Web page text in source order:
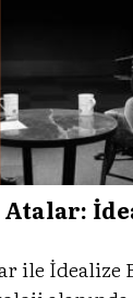
ile İdealize